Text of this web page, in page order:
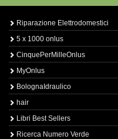
Riparazione Elettrodomestici
5 x 1000 onlus
CinquePerMilleOnlus
MyOnlus
BolognaIdraulico
hair
Libri Best Sellers
Ricerca Numero Verde